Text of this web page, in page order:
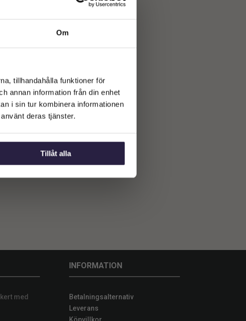
Om
tillhandahålla funktioner för
annan information från din enhet
i sin tur kombinera informationen
deras tjänster.
Tillåt alla
med
INFORMATION
Betalningsalternativ
Leverans
upp